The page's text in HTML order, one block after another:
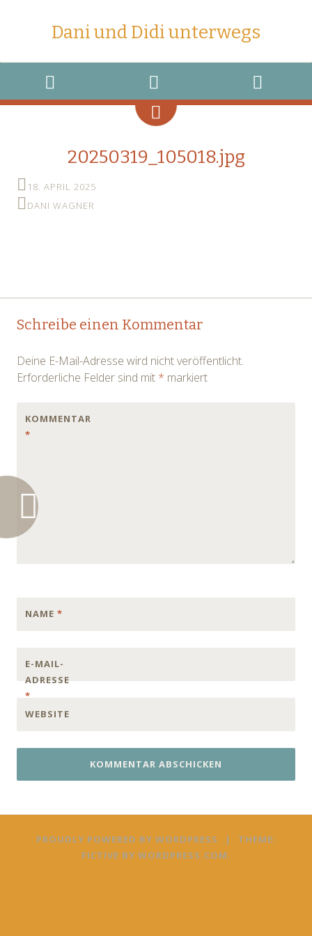
Dani und Didi unterwegs
MENU
WIDGETS
SEARCH
20250319_105018.jpg
18. APRIL 2025
DANI WAGNER
Post
Schreibe einen Kommentar
Deine E-Mail-Adresse wird nicht veröffentlicht.
Erforderliche Felder sind mit * markiert
KOMMENTAR
*
NAME *
E-MAIL-
ADRESSE
*
WEBSITE
PROUDLY POWERED BY WORDPRESS |
THEME:
FICTIVE BY WORDPRESS.COM.